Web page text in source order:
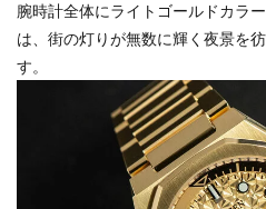
腕時計全体にライトゴールドカラ
は、街の灯りが無数に輝く夜景を
す。